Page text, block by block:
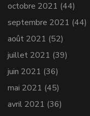
octobre 2021 (44)
septembre 2021 (44)
août 2021 (52)
juillet 2021 (39)
juin 2021 (36)
mai 2021 (45)
avril 2021 (36)